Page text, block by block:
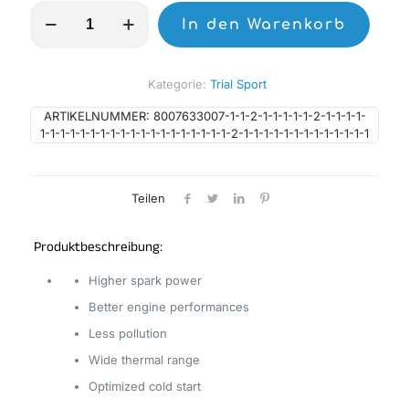
Standard-
In den Warenkorb
ARTIKELNUMMER: 8007633007-1-1-2-1-1-1-1-1-2-1-1-1-1-
1-1-1-1-1-1-1-1-1-1-1-1-1-1-1-1-1-1-1-2-1-1-1-1-1-1-1-1-1-1-1-1-1
Kategorie: Trial Sport
Teilen
Produktbeschreibung:
Higher spark power
Better engine performances
Less pollution
Wide thermal range
Optimized cold start